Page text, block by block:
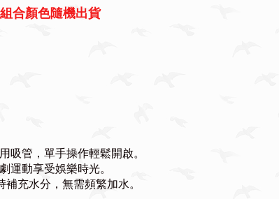
合顏色隨機出貨
吸管，單手操作輕鬆開啟。
運動享受娛樂時光。
充水分，無需頻繁加水。